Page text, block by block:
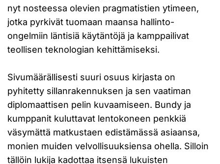
nyt nosteessa olevien pragmatistien ytimeen,
jotka pyrkivät tuomaan maansa hallinto-
ongelmiin läntisiä käytäntöjä ja kamppailivat
teollisen teknologian kehittämiseksi.
Sivumäärällisesti suuri osuus kirjasta on
pyhitetty sillanrakennuksen ja sen vaatiman
diplomaattisen pelin kuvaamiseen. Bundy ja
kumppanit kuluttavat lentokoneen penkkiä
väsymättä matkustaen edistämässä asiaansa,
monien muiden velvollisuuksiensa ohella. Silloin
tällöin lukija kadottaa itsensä lukuisten